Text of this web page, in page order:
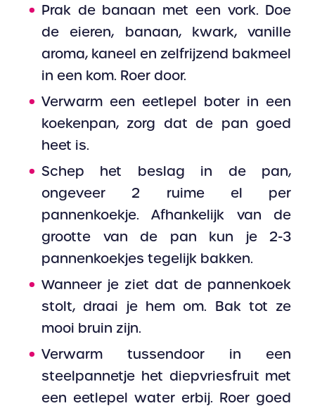
Prak de banaan met een vork. Doe
de eieren, banaan, kwark, vanille
aroma, kaneel en zelfrijzend bakmeel
in een kom. Roer door.
Verwarm een eetlepel boter in een
koekenpan, zorg dat de pan goed
heet is.
Schep het beslag in de pan,
ongeveer 2 ruime el per
pannenkoekje. Afhankelijk van de
grootte van de pan kun je 2-3
pannenkoekjes tegelijk bakken.
Wanneer je ziet dat de pannenkoek
stolt, draai je hem om. Bak tot ze
mooi bruin zijn.
Verwarm tussendoor in een
steelpannetje het diepvriesfruit met
een eetlepel water erbij. Roer goed